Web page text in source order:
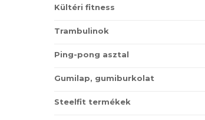
Kültéri fitness
Trambulinok
Ping-pong asztal
Gumilap, gumiburkolat
Steelfit termékek